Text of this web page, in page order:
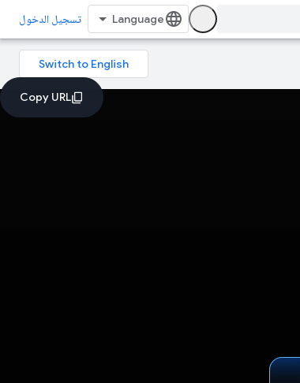
تسجيل الدخول